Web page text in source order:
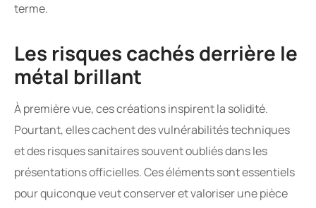
terme.
Les risques cachés derrière le
métal brillant
À première vue, ces créations inspirent la solidité.
Pourtant, elles cachent des vulnérabilités techniques
et des risques sanitaires souvent oubliés dans les
présentations officielles. Ces éléments sont essentiels
pour quiconque veut conserver et valoriser une pièce